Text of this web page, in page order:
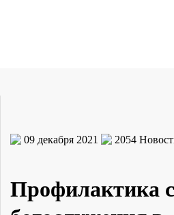
09 декабря 2021 2054
Профилактика